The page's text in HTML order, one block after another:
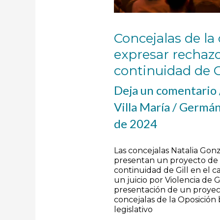
Concejalas de
expresar
continuidad de
Deja un comentario
Villa María /
de 2024
Las concejalas Natalia
presentan un proyecto
continuidad de Gill en el
un juicio por Violencia de
presentación de un
concejalas de la
legislativo
en
su